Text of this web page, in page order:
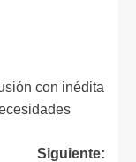
con inédita
Siguiente: